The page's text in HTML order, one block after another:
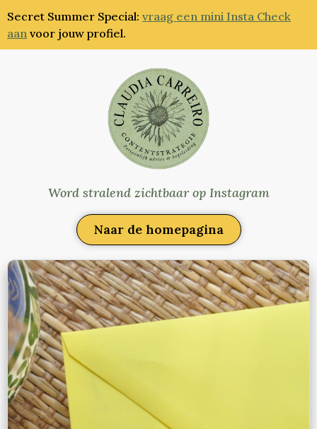
Secret Summer Special: vraag een mini Insta Check
aan voor jouw profiel.
Word stralend zichtbaar op Instagram
Naar de homepagina